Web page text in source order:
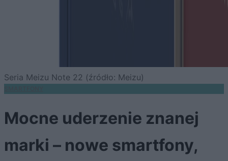
Seria Meizu Note 22 (źródło: Meizu)
Mocne uderzenie znanej
marki – nowe smartfony,